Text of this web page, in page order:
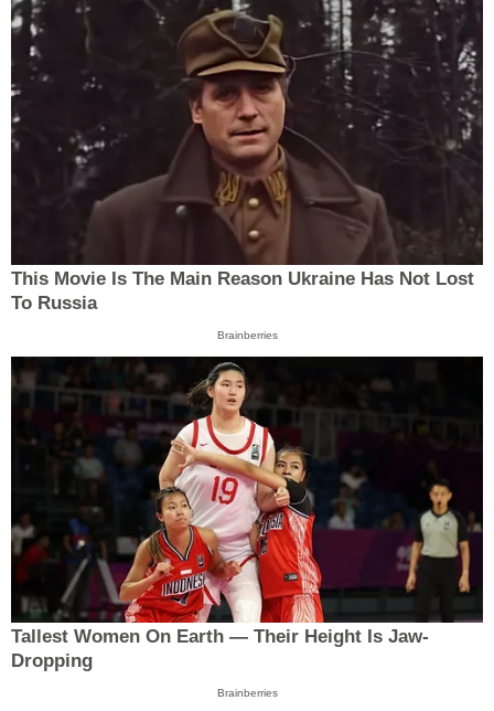
This Movie Is The Main Reason Ukraine Has Not Lost
To Russia
Brainberries
Tallest Women On Earth — Their Height Is Jaw-
Dropping
Brainberries